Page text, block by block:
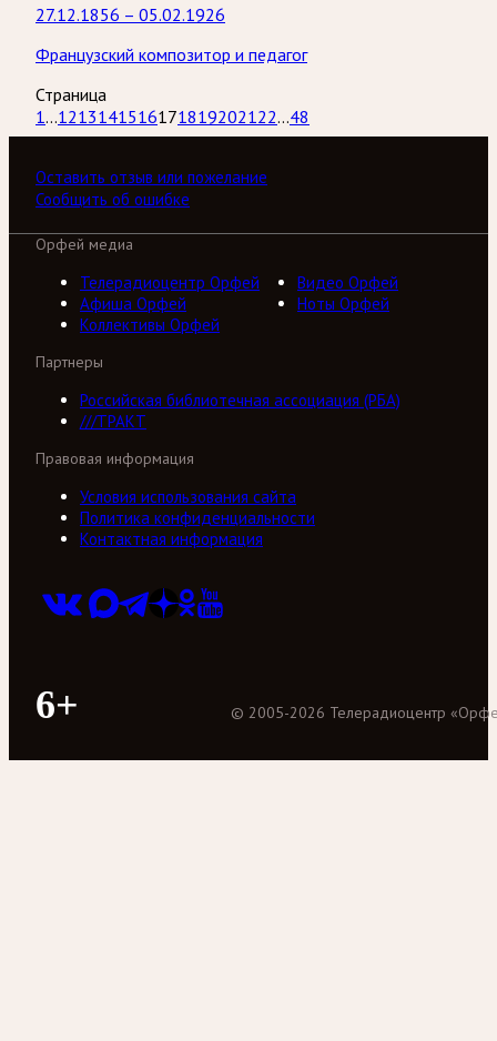
27.12.1856 – 05.02.1926
Французский композитор и педагог
Страница
1...1213141516171819202122...48
Оставить отзыв или пожелание
Сообщить об ошибке
Орфей медиа
Телерадиоцентр Орфей
Видео Орфей
Афиша Орфей
Ноты Орфей
Коллективы Орфей
Партнеры
Российская библиотечная ассоциация (РБА)
///ТРАКТ
Правовая информация
Условия использования сайта
Политика конфиденциальности
Контактная информация
6+ © 2005-2026 Телерадиоцентр